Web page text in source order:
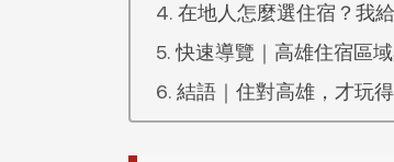
在地人怎麼選住宿？我
快速導覽｜高雄住宿區
結語｜住對高雄，才玩